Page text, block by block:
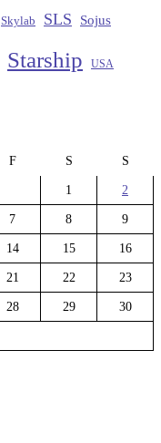
Skylab SLS Sojus
Starship USA
F S S
1 2
7 8 9
14 15 16
21 22 23
28 29 30